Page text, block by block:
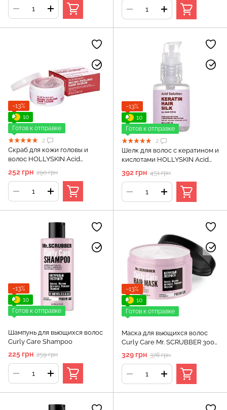
−13%
10
Готов к отправке
2
Скраб для кожи головы и
волос HOLLYSKIN Acid
252 грн 290 грн
−13%
10
Готов к отправке
2
Шелк для волос с кератином и
кислотами HOLLYSKIN Acid
392 грн 451 грн
−13%
10
Готов к отправке
Шампунь для вьющихся волос
Curly Care Shampoo
225 грн 259 грн
−13%
10
Готов к отправке
Маска для вьющихся волос
Curly Сare Mr. SCRUBBER 300
329 грн 378 грн